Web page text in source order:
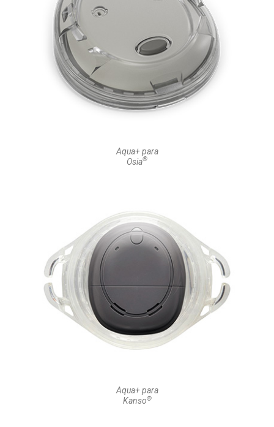
Aqua+ para
Osia®
Aqua+ para
Kanso®